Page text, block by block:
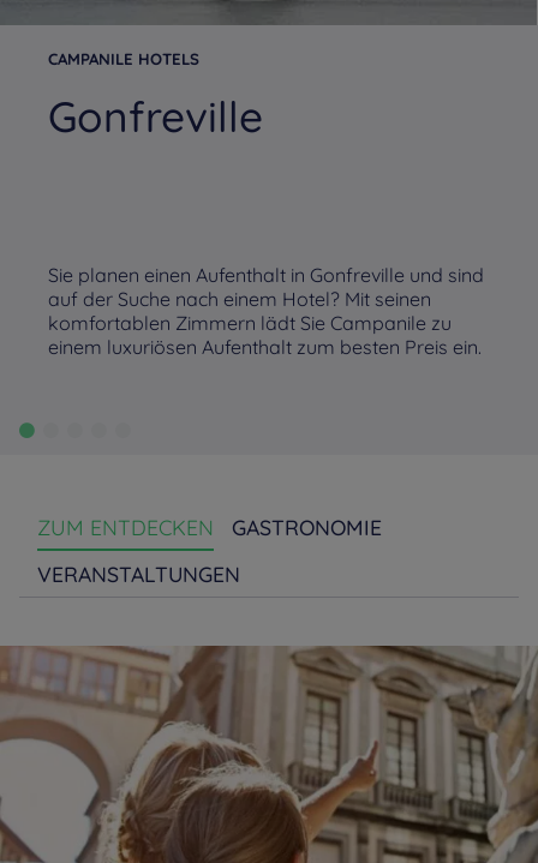
CAMPANILE HOTELS
Gonfreville
Sie planen einen Aufenthalt in Gonfreville und sind
auf der Suche nach einem Hotel? Mit seinen
komfortablen Zimmern lädt Sie Campanile zu
einem luxuriösen Aufenthalt zum besten Preis ein.
ZUM ENTDECKEN
GASTRONOMIE
VERANSTALTUNGEN